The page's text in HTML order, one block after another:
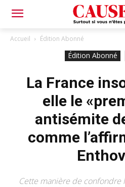
Accueil Édition Abonné
Édition Abonné
La France
elle le
antisémite
comme
Cette manière de confondre